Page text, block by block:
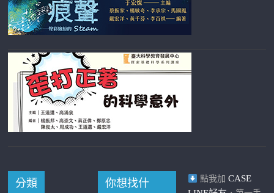
分類
你想找什
點我加 CASE